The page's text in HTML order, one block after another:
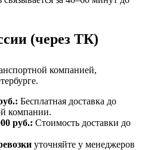
(через ТК)
компанией,
Бесплатная доставка до
компании.
руб.: Стоимость доставки до
уточняйте у менеджеров